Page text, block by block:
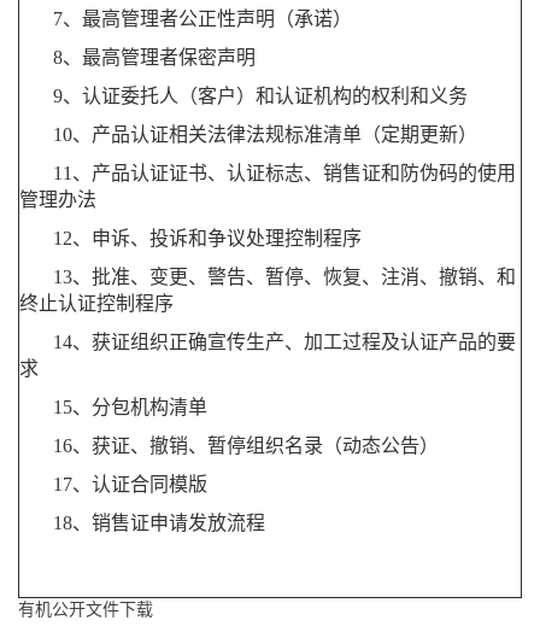
7、最高管理者公正性声明（承诺）
8、最高管理者保密声明
9、认证委托人（客户）和认证机构的权利和义务
10、产品认证相关法律法规标准清单（定期更新）
11、产品认证证书、认证标志、销售证和防伪码的使用
管理办法
12、申诉、投诉和争议处理控制程序
13、批准、变更、警告、暂停、恢复、注消、撤销、和
终止认证控制程序
14、获证组织正确宣传生产、加工过程及认证产品的要
求
15、分包机构清单
16、获证、撤销、暂停组织名录（动态公告）
17、认证合同模版
18、销售证申请发放流程
有机公开文件下载